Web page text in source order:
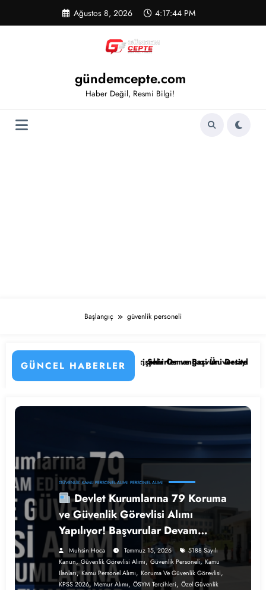
Ağustos 8, 2026 4:17:45 PM
gündemcepte.com
Haber Değil, Resmi Bilgi!
Başlangıç güvenlik personeli
GÜNCEL HABERLER
Kadrolar, Şehirler ve Başvuru Detayları
Eskişehir Osmangazi Üniversitesi 203 Sözleşmeli Personel
GÜVENLIK KAMU PERSONEL ALIMI PERSONEL ALIMI
Devlet Kurumlarına 79 Koruma
ve Güvenlik Görevlisi Alımı
Yapılıyor! Başvurular Devam
Ediyor
Muhsin Hoca Temmuz 15, 2026
5188 Sayılı
Kanun,Güvenlik Görevlisi Alımı, Güvenlik Personeli,Kamu
Ilanları,Kamu Personel Alımı, Koruma Ve Güvenlik Görevlisi,
KPSS 2026,Memur Alımı, ÖSYM Tercihleri, Özel Güvenlik